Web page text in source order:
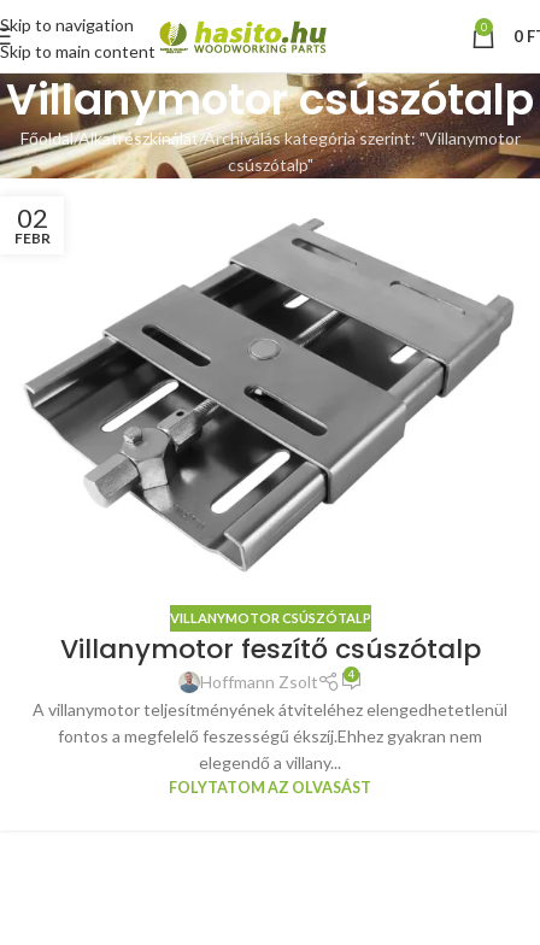
Skip to navigation
Skip to main content
0 0
Villanymotor csúszótalp
Főoldal Alkatrészkínálat Archiválás kategória szerint: "Villanymotor
csúszótalp"
02
FEBR
VILLANYMOTOR CSÚSZÓTALP
Villanymotor feszítő csúszótalp
Hoffmann Zsolt 4
A villanymotor teljesítményének átviteléhez elengedhetetlenül
fontos a megfelelő feszességű ékszíj.Ehhez gyakran nem
elegendő a villany...
FOLYTATOM AZ OLVASÁST